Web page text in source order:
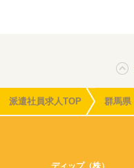
派遣社員求人TOP 群馬県